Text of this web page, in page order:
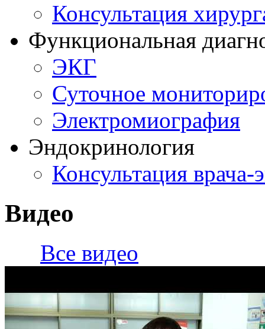
Консультация
Функциональная
ЭКГ
Суточное
Электромиография
Эндокринология
Консультация врача-
Видео
Все видео